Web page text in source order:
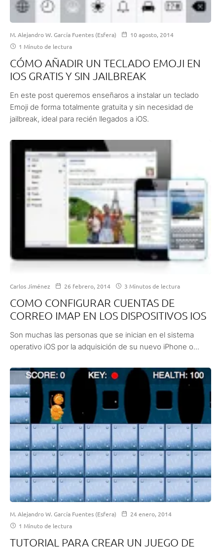
M. Alejandro W. García Fuentes (Esfera)
10 agosto, 2014
1 Minuto de lectura
CÓMO AÑADIR UN TECLADO EMOJI EN
IOS GRATIS Y SIN JAILBREAK
En este post queremos enseñaros a instalar un teclado
Emoji de forma totalmente gratuita y sin necesidad de
jailbreak, ideal para recién llegados a iOS.
Carlos Jiménez 26 febrero, 2014 3 Minutos de lectura
COMO CONFIGURAR CUENTAS DE
CORREO IMAP EN LOS DISPOSITIVOS IOS
Son muchas las personas que se inician en el sistema
operativo iOS por la adquisición de su nuevo iPhone o...
M. Alejandro W. García Fuentes (Esfera)
24 enero, 2014
1 Minuto de lectura
TUTORIAL PARA CREAR UN JUEGO DE